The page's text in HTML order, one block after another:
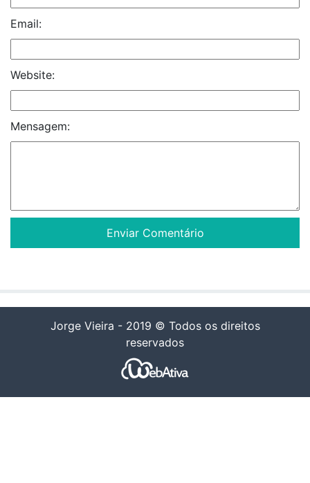
Email:
Website:
Mensagem:
Jorge Vieira - 2019 © Todos os direitos
reservados